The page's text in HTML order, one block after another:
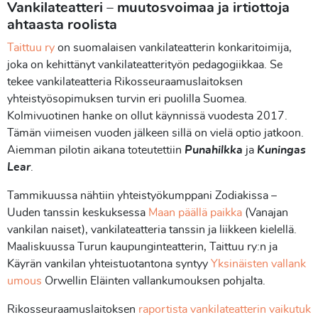
Vankilateatteri – muutosvoimaa ja irtiottoja
ahtaasta roolista
Taittuu ry on suomalaisen vankilateatterin konkaritoimija,
joka on kehittänyt vankilateatterityön pedagogiikkaa. Se
tekee vankilateatteria Rikosseuraamuslaitoksen
yhteistyösopimuksen turvin eri puolilla Suomea.
Kolmivuotinen hanke on ollut käynnissä vuodesta 2017.
Tämän viimeisen vuoden jälkeen sillä on vielä optio jatkoon.
Aiemman pilotin aikana toteutettiin Punahilkka ja Kuningas
Lear.
Tammikuussa nähtiin yhteistyökumppani Zodiakissa –
Uuden tanssin keskuksessa Maan päällä paikka (Vanajan
vankilan naiset), vankilateatteria tanssin ja liikkeen kielellä.
Maaliskuussa Turun kaupunginteatterin, Taittuu ry:n ja
Käyrän vankilan yhteistuotantona syntyy Yksinäisten vallank
umous Orwellin Eläinten vallankumouksen pohjalta.
Rikosseuraamuslaitoksen raportista vankilateatterin vaikutuk